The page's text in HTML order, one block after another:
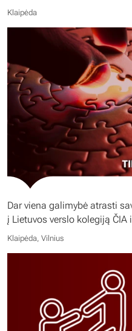
Klaipėda
Dar viena galimybė atrasti
į Lietuvos verslo kolegiją ČIA
Klaipėda, Vilnius